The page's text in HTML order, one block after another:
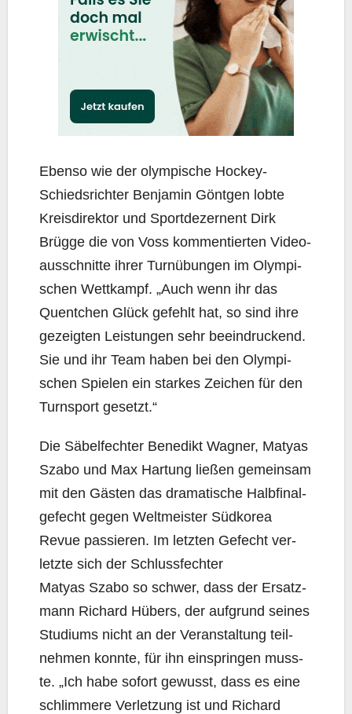
Eben­so wie der olym­pi­sche Hockey-
Schieds­rich­ter Ben­ja­min Gönt­gen lob­te
Kreis­di­rek­tor und Sport­de­zer­nent Dirk
Brüg­ge die von Voss kom­men­tier­ten Video­
aus­schnit­te ihrer Turn­übun­gen im Olym­pi­
schen Wett­kampf. „Auch wenn ihr das
Quent­chen Glück gefehlt hat, so sind ihre
gezeig­ten Leis­tun­gen sehr beein­dru­ckend.
Sie und ihr Team haben bei den Olym­pi­
schen Spie­len ein star­kes Zei­chen für den
Turn­sport gesetzt.“
Die Säbel­fech­ter Bene­dikt Wag­ner, Matyas
Szabo und Max Har­tung lie­ßen gemein­sam
mit den Gäs­ten das dra­ma­ti­sche Halb­fi­nal­
ge­fecht gegen Welt­meis­ter Süd­ko­rea
Revue pas­sie­ren. Im letz­ten Gefecht ver­
letz­te sich der Schluss­fech­ter
Matyas Szabo so schwer, dass der Ersatz­
mann Richard Hübers, der auf­grund sei­nes
Stu­di­ums nicht an der Ver­an­stal­tung teil­
neh­men konn­te, für ihn ein­sprin­gen muss­
te. „Ich habe sofort gewusst, dass es eine
schlim­me­re Ver­let­zung ist und Richard